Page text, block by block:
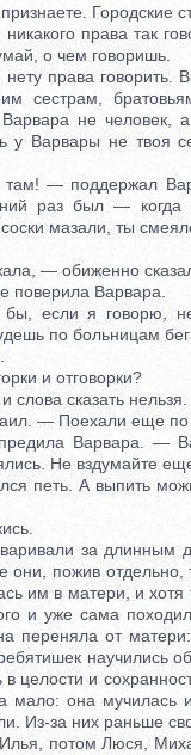
Городские
права так
о чем говоришь.
права говорить.
сестрам,
не человек,
у Варвары не твоя
— поддержал
раз был —
мазали, ты
— обиженно
Варвара.
если я говорю, не
по больницам
и отговорки?
сказать
— Поехали еще по
Варвара. —
Не вздумайте
петь. А выпить
за длинным
они, пожив
им в матери, и
и уже сама
переняла от
научились
целости и
мало: она
Из-за них раньше
потом Люся,